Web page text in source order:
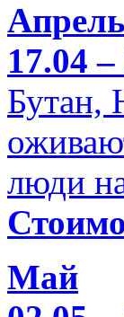
Апрель
17.04
Бутан,
люди
Май